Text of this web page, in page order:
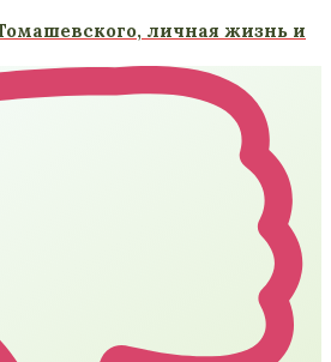
личная жизнь и